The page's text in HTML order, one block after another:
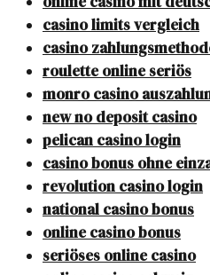
casino limits vergleich
casino
roulette online seriös
monro casino
new no deposit casino
pelican casino login
casino bonus ohne
revolution casino login
national casino bonus
online casino bonus
seriöses online casino